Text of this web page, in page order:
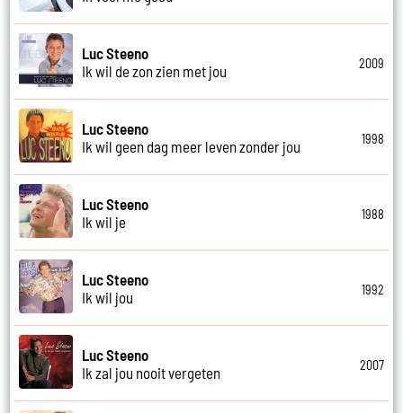
Luc Steeno
Ik wil de zon zien met jou
2009
Luc Steeno
Ik wil geen dag meer leven zonder jou
1998
Luc Steeno
Ik wil je
1988
Luc Steeno
Ik wil jou
1992
Luc Steeno
Ik zal jou nooit vergeten
2007